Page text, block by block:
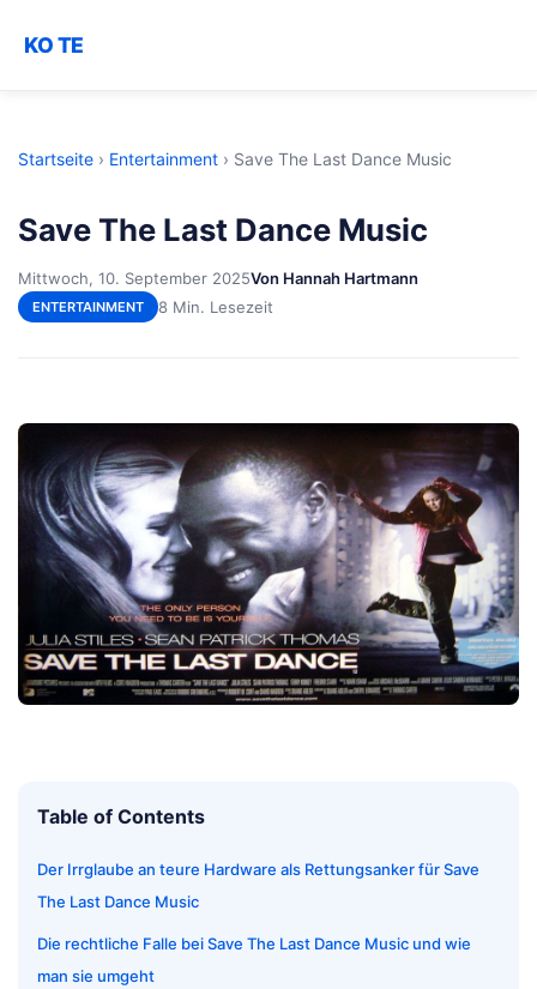
KO TE
Startseite › Entertainment › Save The Last Dance Music
Save The Last Dance Music
Mittwoch, 10. September 2025Von Hannah Hartmann
ENTERTAINMENT 8 Min. Lesezeit
Table of Contents
Der Irrglaube an teure Hardware als Rettungsanker für Save
The Last Dance Music
Die rechtliche Falle bei Save The Last Dance Music und wie
man sie umgeht